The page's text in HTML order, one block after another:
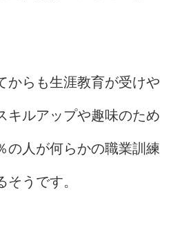
からも生涯教育が受けや
キルアップや趣味のため
の人が何らかの職業訓練
うです。